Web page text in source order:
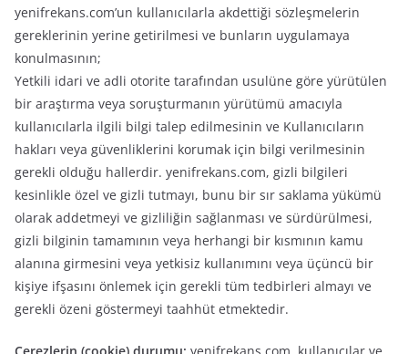
yenifrekans.com’un kullanıcılarla akdettiği sözleşmelerin
gereklerinin yerine getirilmesi ve bunların uygulamaya
konulmasının;
Yetkili idari ve adli otorite tarafından usulüne göre yürütülen
bir araştırma veya soruşturmanın yürütümü amacıyla
kullanıcılarla ilgili bilgi talep edilmesinin ve Kullanıcıların
hakları veya güvenliklerini korumak için bilgi verilmesinin
gerekli olduğu hallerdir. yenifrekans.com, gizli bilgileri
kesinlikle özel ve gizli tutmayı, bunu bir sır saklama yükümü
olarak addetmeyi ve gizliliğin sağlanması ve sürdürülmesi,
gizli bilginin tamamının veya herhangi bir kısmının kamu
alanına girmesini veya yetkisiz kullanımını veya üçüncü bir
kişiye ifşasını önlemek için gerekli tüm tedbirleri almayı ve
gerekli özeni göstermeyi taahhüt etmektedir.